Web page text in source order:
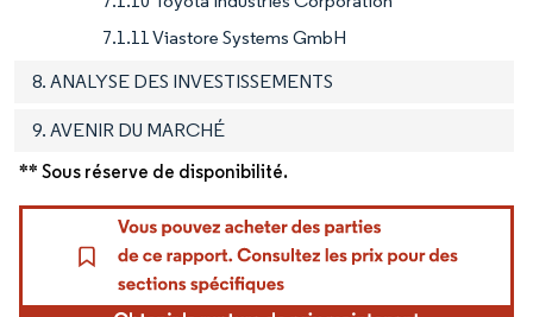
7.1.11 Viastore Systems GmbH
8. ANALYSE DES INVESTISSEMENTS
9. AVENIR DU MARCHÉ
** Sous réserve de disponibilité.